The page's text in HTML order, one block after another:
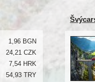
1,96 BGN
24,21 CZK
7,54 HRK
54,93 TRY